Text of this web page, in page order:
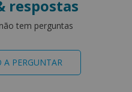
respostas
tem perguntas
A PERGUNTAR